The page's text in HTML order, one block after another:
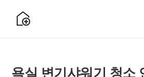
욕실 변기샤워기 청소